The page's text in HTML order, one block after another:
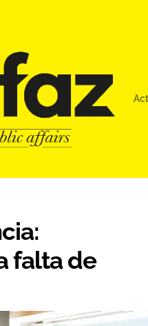
falta de